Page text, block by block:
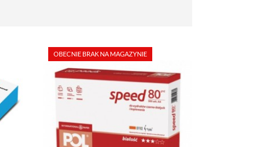
OBECNIE BRAK NA MAGAZYNIE